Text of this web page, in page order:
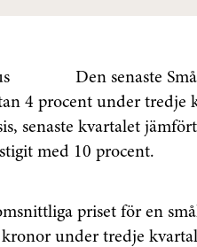
Den senaste
4 procent under tredje
senaste kvartalet
med 10 procent.
priset för en
under tredje